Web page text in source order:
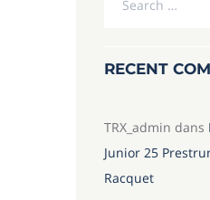
RECENT
TRX_admin dans
Junior 25
Racquet